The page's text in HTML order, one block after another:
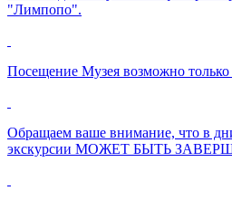
"Лимпопо".
Посещение Музея возможно
Обращаем ваше внимание, что в
экскурсии МОЖЕТ БЫТЬ